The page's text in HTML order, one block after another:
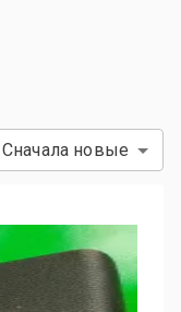
Сначала новые